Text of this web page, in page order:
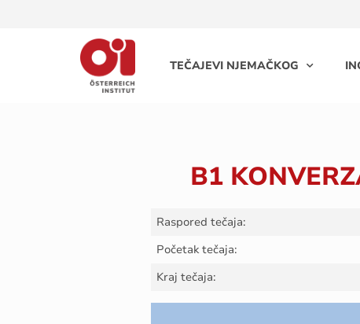
TEČAJEVI NJEMAČKOG
B1
Raspored tečaja:
Početak tečaja:
Kraj tečaja: